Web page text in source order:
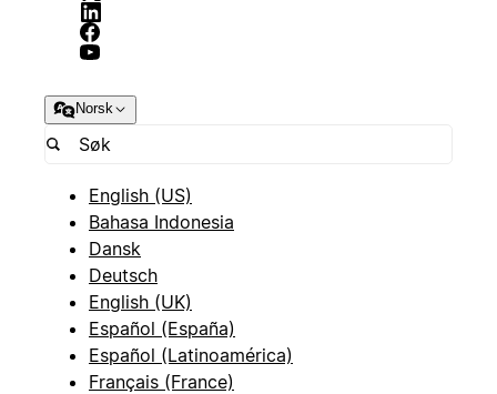
Norsk
English (US)
Bahasa Indonesia
Dansk
Deutsch
English (UK)
Español (España)
Español (Latinoamérica)
Français (France)